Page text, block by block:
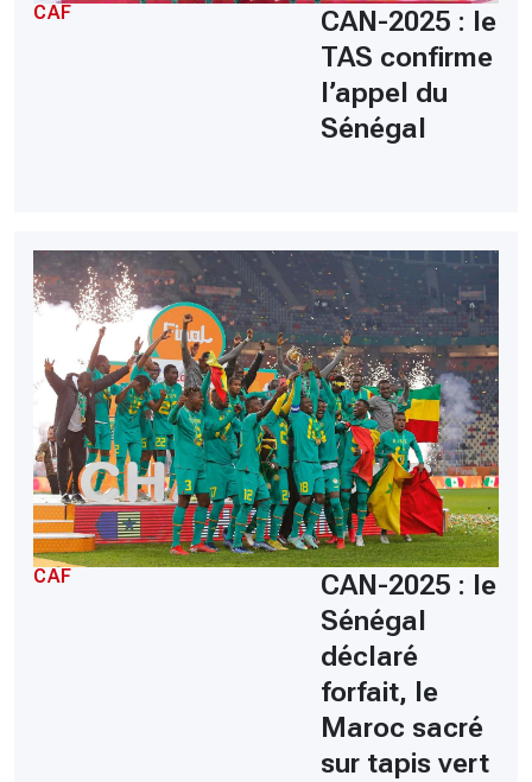
CAF
CAN-2025 : le
TAS confirme
l’appel du
Sénégal
CAF
CAN-2025 : le
Sénégal
déclaré
forfait, le
Maroc sacré
sur tapis vert